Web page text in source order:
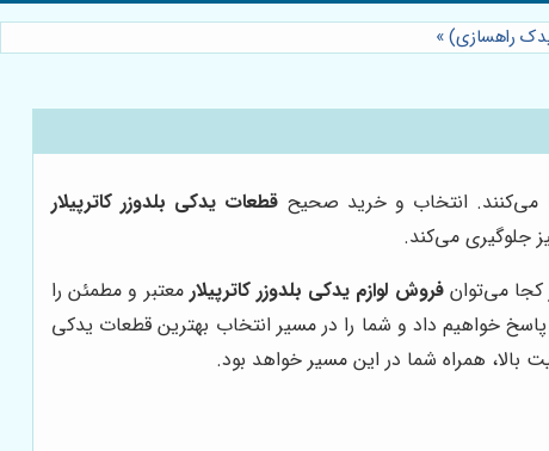
یدک راهسازی)»
می‌کنند. انتخاب و خرید صحیح قطعات یدکی بلدوزر کاترپیلار
جلوگیری می‌کند.
کجا می‌توانفروش لوازم یدکی بلدوزر کاترپیلار معتبر و مطمئن را
پاسخ خواهیم داد و شما را در مسیر انتخاب بهترین قطعات یدکی
بالا، همراه شما در این مسیر خواهد بود.